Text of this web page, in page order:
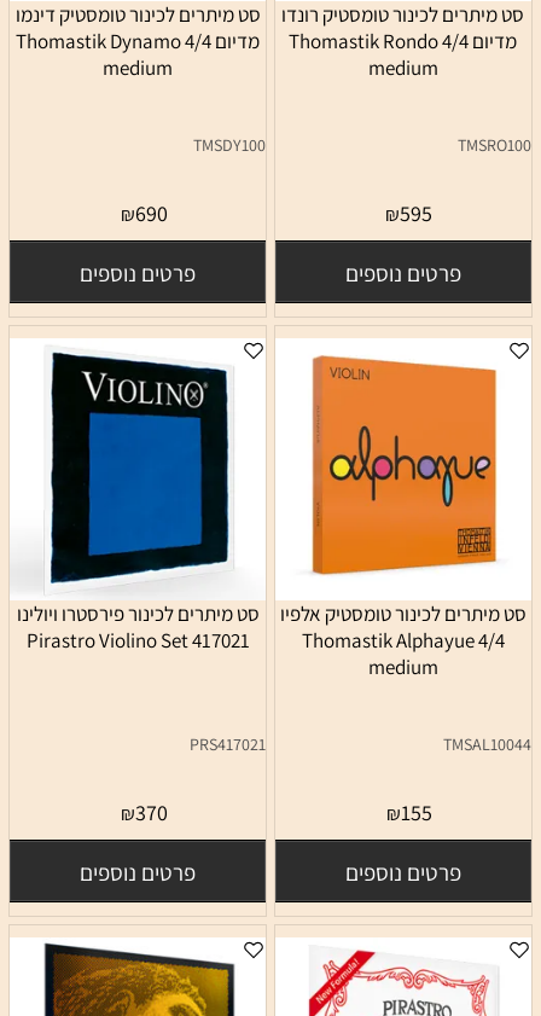
סט מיתרים לכינור טומסטיק רונדו
מדיום 4/4 Thomastik Rondo
medium
TMSRO100
₪595
פרטים נוספים
סט מיתרים לכינור טומסטיק דינמו
מדיום 4/4 Thomastik Dynamo
medium
TMSDY100
₪690
פרטים נוספים
סט מיתרים לכינור טומסטיק אלפיו
4/4 Thomastik Alphayue
medium
TMSAL10044
₪155
פרטים נוספים
סט מיתרים לכינור פירסטרו ויולינו
Pirastro Violino Set 417021
PRS417021
₪370
פרטים נוספים